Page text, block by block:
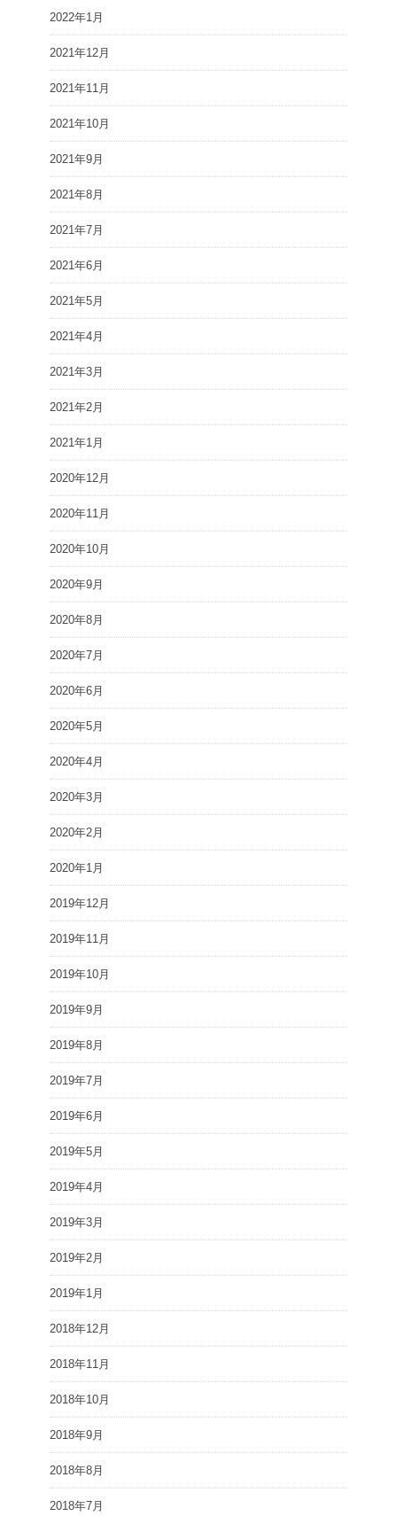
2022年1月
2021年12月
2021年11月
2021年10月
2021年9月
2021年8月
2021年7月
2021年6月
2021年5月
2021年4月
2021年3月
2021年2月
2021年1月
2020年12月
2020年11月
2020年10月
2020年9月
2020年8月
2020年7月
2020年6月
2020年5月
2020年4月
2020年3月
2020年2月
2020年1月
2019年12月
2019年11月
2019年10月
2019年9月
2019年8月
2019年7月
2019年6月
2019年5月
2019年4月
2019年3月
2019年2月
2019年1月
2018年12月
2018年11月
2018年10月
2018年9月
2018年8月
2018年7月